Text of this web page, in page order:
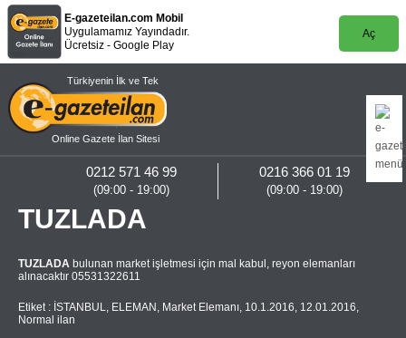
E-gazeteilan.com Mobil
Uygulamamız Yayındadır.
Ücretsiz - Google Play
Aç
Türkiyenin İlk ve Tek
Online Gazete İlan Sitesi
0216 366 01 19
(09:00 - 19:00)
0212 571 46 99
(09:00 - 19:00)
TUZLADA
TUZLADA bulunan market işletmesi için mal kabul, reyon elemanları
alınacaktır 05531322611
Etiket : İSTANBUL, ELEMAN , Market Elemanı, 10.1.2016, 12.01.2016,
Normal ilan